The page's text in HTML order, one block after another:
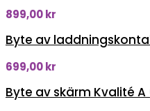
899,00kr
Byte av
699,00kr
Byte av skärm Kvalité